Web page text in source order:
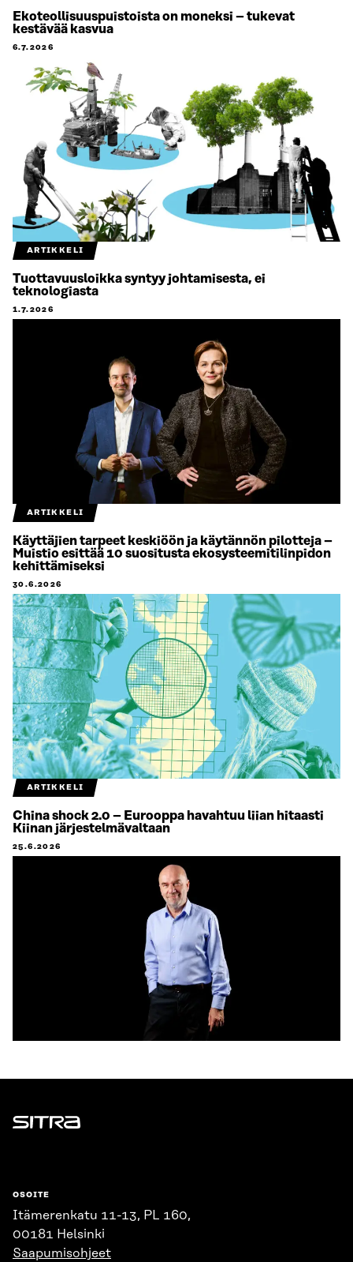
Ekoteollisuuspuistoista on moneksi – tukevat
kestävää kasvua
6.7.2026
ARTIKKELI
Tuottavuusloikka syntyy johtamisesta, ei
teknologiasta
1.7.2026
ARTIKKELI
Käyttäjien tarpeet keskiöön ja käytännön pilotteja –
Muistio esittää 10 suositusta ekosysteemitilinpidon
kehittämiseksi
30.6.2026
ARTIKKELI
China shock 2.0 – Eurooppa havahtuu liian hitaasti
Kiinan järjestelmävaltaan
25.6.2026
Sitra
OSOITE
Itämerenkatu 11-13, PL 160,
00181 Helsinki
Saapumisohjeet